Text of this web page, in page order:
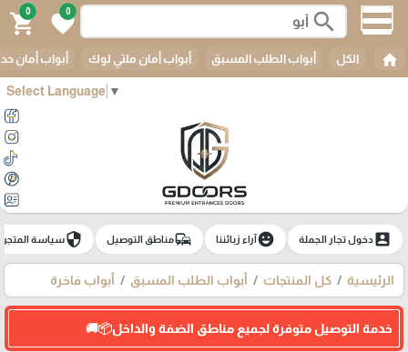
Select Language ▼
search
0
favorite
0
shopping_cart
home الكل أبواب الطلب المسبق أبواب أمان ملتي لوك أبواب أمان
account_boxدخول تجار الجملة emoji_emotionsآراء زبائننا commuteمناطق التوصيل securityسياسة المتجر
الرئيسية كل المنتجات أبواب الطلب المسبق أبواب فاخرة
خدمة التوصيل متوفرة لجميع مناطق الضفة والداخل📦🚚